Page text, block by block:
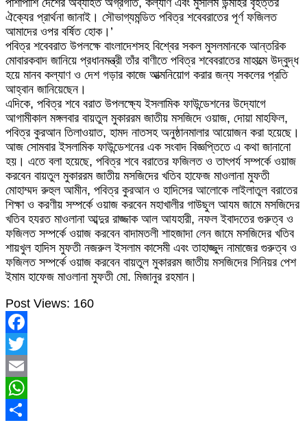
পাশাপাশি দেশের অব্যাহত অগ্রগতি, কল্যাণ এবং মুসলিম উন্মাহর বৃহত্তর
ঐক্যের প্রার্থনা জানাই। সৌভাগ্যমন্ডিত পবিত্র শবেবরাতের পূর্ণ ফজিলত
আমাদের ওপর বর্ষিত হোক।’
পবিত্র শবেবরাত উপলক্ষে বাংলাদেশসহ বিশ্বের সকল মুসলমানকে আন্তরিক
মোবারকবাদ জানিয়ে প্রধানমন্ত্রী তাঁর বাণীতে পবিত্র শবেবরাতের মাহাত্মে উদ্বুদ্ধ
হয়ে মানব কল্যাণ ও দেশ গড়ার কাজে আত্মনিয়োগ করার জন্য সকলের প্রতি
আহ্বান জানিয়েছেন।
এদিকে, পবিত্র শবে বরাত উপলক্ষ্যে ইসলামিক ফাউন্ডেশনের উদ্যোগে
আগামীকাল মঙ্গলবার বায়তুল মুকাররম জাতীয় মসজিদে ওয়াজ, দোয়া মাহফিল,
পবিত্র কুরআন তিলাওয়াত, হামদ নাতসহ অনুষ্ঠানমালার আয়োজন করা হয়েছে।
আজ সোমবার ইসলামিক ফাউন্ডেশনের এক সংবাদ বিজ্ঞপ্তিতে এ কথা জানানো
হয়। এতে বলা হয়েছে, পবিত্র শবে বরাতের ফজিলত ও তাৎপর্য সম্পর্কে ওয়াজ
করবেন বায়তুল মুকাররম জাতীয় মসজিদের খতিব হাফেজ মাওলানা মুফতী
মোহাম্মদ রুহুল আমীন, পবিত্র কুরআন ও হাদিসের আলোকে লাইলাতুল বরাতের
শিক্ষা ও করণীয় সম্পর্কে ওয়াজ করবেন মহাখালীর গাউছুল আযম জামে মসজিদের
খতিব হযরত মাওলানা আব্দুর রাজ্জাক আল আযহারী, নফল ইবাদতের গুরুত্ব ও
ফজিলত সম্পর্কে ওয়াজ করবেন বাদামতলী শাহজাদা লেন জামে মসজিদের খতিব
শায়খুল হাদিস মুফতী নজরুল ইসলাম কাসেমী এবং তাহাজ্জুদ নামাজের গুরুত্ব ও
ফজিলত সম্পর্কে ওয়াজ করবেন বায়তুল মুকাররম জাতীয় মসজিদের সিনিয়র পেশ
ইমাম হাফেজ মাওলানা মুফতী মো. মিজানুর রহমান।
Post Views: 160
Facebook
Twitter
Email
WhatsApp